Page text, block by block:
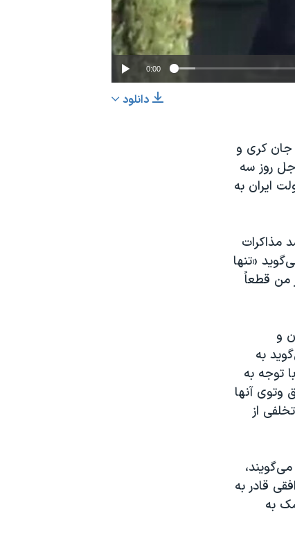
اشتراک
0:00
دانلود
جان کری و
روز سه
ايران به
مذاکرات
«تنها
من قطعاً
و
به
محض توافق، همۀ تحريم‌ها بايد لغو شود، در حالي که به باور اعضای گروه ۵+۱ با توجه به
وتوی آنها
از
قادر به
به